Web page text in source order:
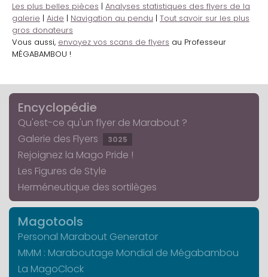
Les plus belles pièces | Analyses statistiques des flyers de la
galerie | Aide | Navigation au pendu | Tout savoir sur les plus
gros donateurs
Vous aussi, envoyez vos scans de flyers au Professeur
MÉGABAMBOU !
Encyclopédie
Qu'est-ce qu'un flyer de Marabout ?
Galerie des Flyers
3025
Rejoignez la Mago Pride !
Les Figures de Style
Herméneutique des sortilèges
Magotools
Personal Marabout Generator
MMM : Maraboutage Mondial de Mégabambou
La MagoClock